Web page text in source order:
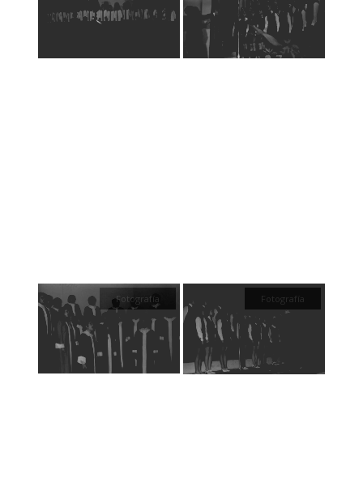
Fotografía Fotografía